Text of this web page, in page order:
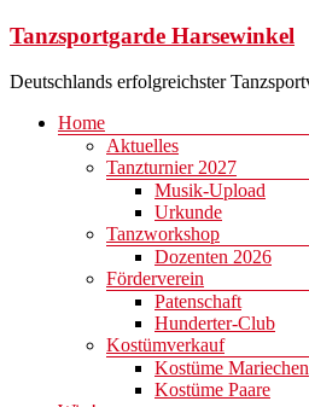
Zum
springen
Tanzsportgarde Harsewinkel
Deutschlands erfolgreichster
Menü
Home
Aktuelles
Tanzturnier 2027
Musik-Upload
Urkunde
Tanzworkshop
Dozenten 2026
Förderverein
Patenschaft
Hunderter-Club
Kostümverkauf
Kostüme Mariechen
Kostüme Paare